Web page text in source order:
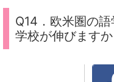
Q14．欧米圏の
学校が伸びますか